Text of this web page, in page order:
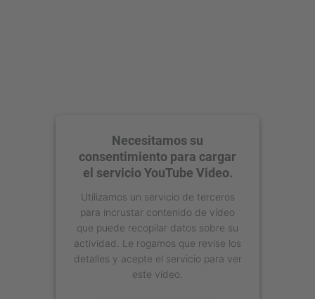
Necesitamos su
consentimiento para cargar
el servicio YouTube Video.
Utilizamos un servicio de terceros
para incrustar contenido de vídeo
que puede recopilar datos sobre su
actividad. Le rogamos que revise los
detalles y acepte el servicio para ver
este vídeo.